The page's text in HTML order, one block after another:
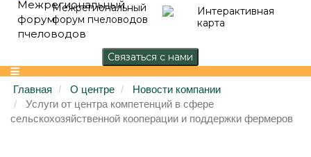
Межрегиональный
форум пчеловодов
Интерактивная
карта
Главная О центре
Новости компании
Услуги от центра компетенций в сфере
сельскохозяйственной кооперации и поддержки фермеров